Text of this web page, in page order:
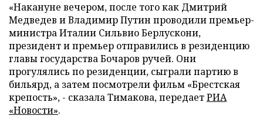
«Накануне вечером, после того как Дмитрий
Медведев и Владимир Путин проводили премьер-
министра Италии Сильвио Берлускони,
президент и премьер отправились в резиденцию
главы государства Бочаров ручей. Они
прогулялись по резиденции, сыграли партию в
бильярд, а затем посмотрели фильм «Брестская
крепость», - сказала Тимакова, передаетРИА
«Новости».